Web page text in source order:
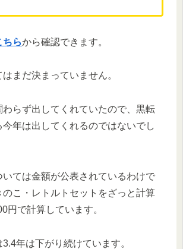
ちらから確認できます。
まだ決まっていません。
らず出してくれていたので、黒転
今年は出してくれるのではないでし
ては金額が公表されているわけで
のこ・レトルトセットをざっと計算
円で計算しています。
年は下がり続けています。